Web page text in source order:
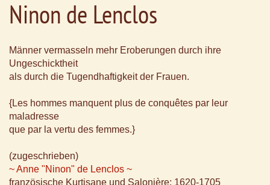
Ninon de Lenclos
Männer vermasseln mehr Eroberungen durch ihre
Ungeschicktheit
als durch die Tugendhaftigkeit der Frauen.
{Les hommes manquent plus de conquêtes par leur
maladresse
que par la vertu des femmes.}
(zugeschrieben)
~ Anne "Ninon" de Lenclos ~
französische Kurtisane und Salonière; 1620-1705